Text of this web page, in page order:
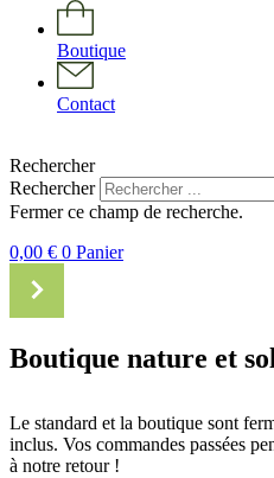
Boutique
Contact
Rechercher
Rechercher
Fermer ce champ de recherche.
0,00 € 0 Panier
Boutique nature et
Le standard et la boutique sont
inclus. Vos commandes passées
à notre retour !